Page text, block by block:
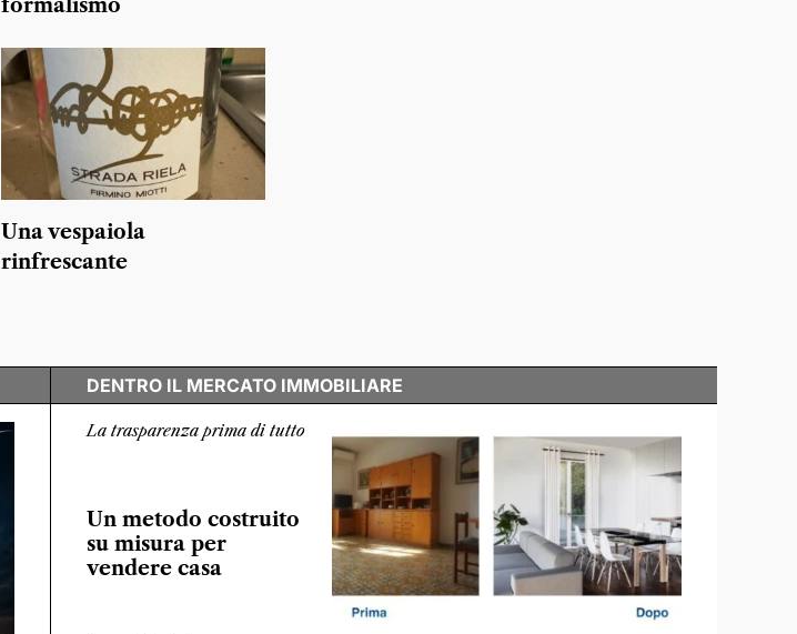
formalismo
Una vespaiola
rinfrescante
DENTRO IL MERCATO IMMOBILIARE
La trasparenza prima di tutto
Un metodo costruito
su misura per
vendere casa